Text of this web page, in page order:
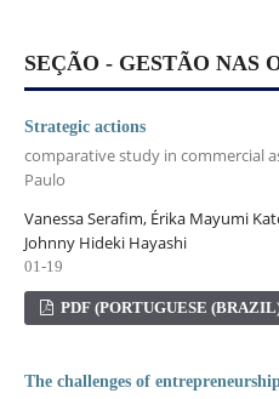
SEÇÃO - GESTÃO NAS
Strategic actions
comparative study in commercial
Paulo
Vanessa Serafim, Érika Mayumi
Johnny Hideki Hayashi
01-19
PDF (PORTUGUESE
The challenges of